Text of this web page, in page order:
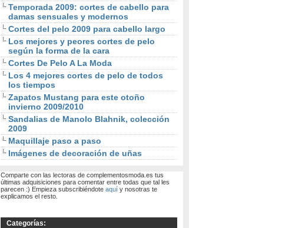
Temporada 2009: cortes de cabello para
damas sensuales y modernos
Cortes del pelo 2009 para cabello largo
Los mejores y peores cortes de pelo
según la forma de la cara
Cortes De Pelo A La Moda
Los 4 mejores cortes de pelo de todos
los tiempos
Zapatos Mustang para este otoño
invierno 2009/2010
Sandalias de Manolo Blahnik, colección
2009
Maquillaje paso a paso
Imágenes de decoración de uñas
Comparte con las lectoras de complementosmoda.es tus
últimas adquisiciones para comentar entre todas que tal les
parecen :) Empieza subscribiéndote aquí y nosotras te
explicamos el resto.
Categorías: